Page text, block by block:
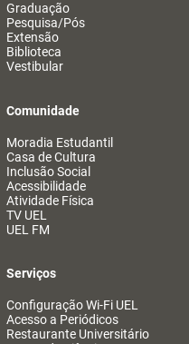
Graduação
Pesquisa/Pós
Extensão
Biblioteca
Vestibular
Comunidade
Moradia Estudantil
Casa de Cultura
Inclusão Social
Acessibilidade
Atividade Física
TV UEL
UEL FM
Serviços
Configuração Wi-Fi UEL
Acesso a Periódicos
Restaurante Universitário